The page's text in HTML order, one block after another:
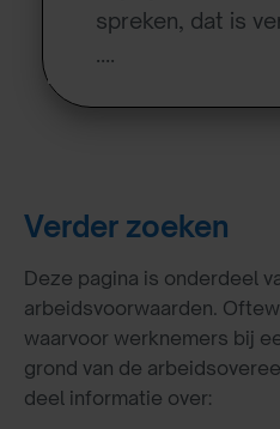
spreken, dat is
….
Verder zoeken
Deze pagina is onderdeel
arbeidsvoorwaarden.
waarvoor werknemers bij
grond van de
deel informatie over: